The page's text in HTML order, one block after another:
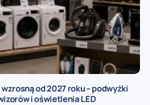
od 2027 roku – podwyżki
i oświetlenia LED